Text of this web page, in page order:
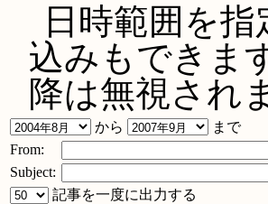
日時範囲を指
込みもできま
降は無視され
から
まで
From:
Subject:
記事を一度に出力する